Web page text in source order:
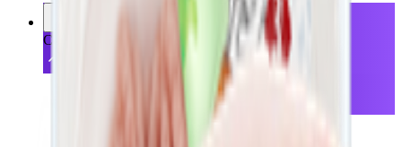
Собственное производство
Сырая мясная продукция
Полуфабрикаты из мяса, птицы